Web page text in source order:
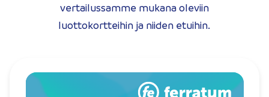
vertailussamme mukana oleviin
luottokortteihin ja niiden etuihin.